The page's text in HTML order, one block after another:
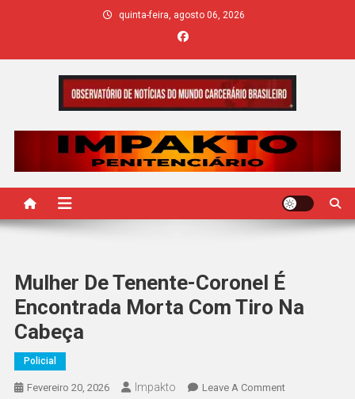
quinta-feira, agosto 06, 2026
IMPAKTO
Mulher De Tenente-Coronel É
Encontrada Morta Com Tiro Na
Cabeça
Policial
Fevereiro 20, 2026 Impakto Leave A CommentOn